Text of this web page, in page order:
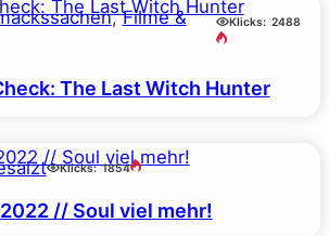
, Filme &
Klicks: 2488
The Last Witch Hunter
Klicks: 1854
// Soul viel mehr!